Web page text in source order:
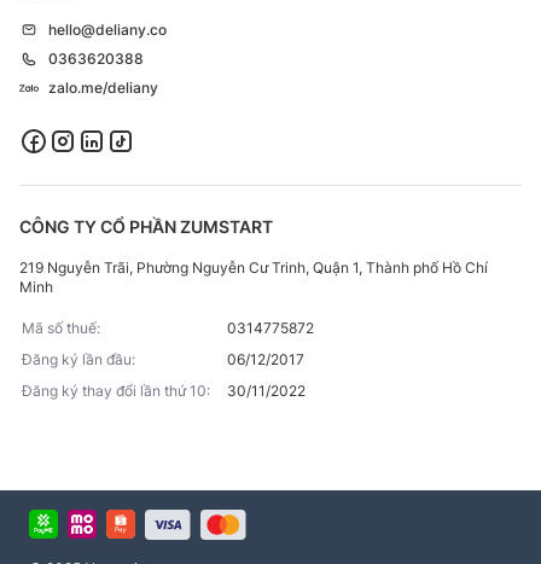
hello@deliany.co
0363620388
zalo.me/deliany
CÔNG TY CỔ PHẦN ZUMSTART
219 Nguyễn Trãi, Phường Nguyễn Cư Trinh, Quận 1, Thành phố Hồ Chí
Minh
Mã số thuế:
0314775872
Đăng ký lần đầu:
06/12/2017
Đăng ký thay đổi lần thứ 10:
30/11/2022